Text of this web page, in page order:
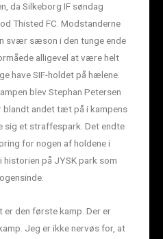
da Silkeborg IF søndag
Thisted FC. Modstanderne
svær sæson i den tunge ende
alligevel at være helt
have SIF-holdet på hælene.
blev Stephan Petersen
andet tæt på i kampens
sig et straffespark. Det endte
for nogen af holdene i
historien på JYSK park som
den første kamp. Der er
Jeg er ikke nervøs for, at